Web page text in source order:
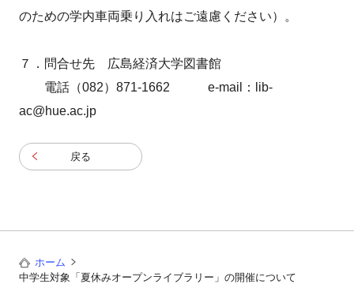
のための学内車両乗り入れはご遠慮ください）。
７．問合せ先 広島経済大学図書館
電話（082）871-1662 e-mail：lib-
ac@hue.ac.jp
戻る
ホーム
中学生対象「夏休みオープンライブラリー」の開催について